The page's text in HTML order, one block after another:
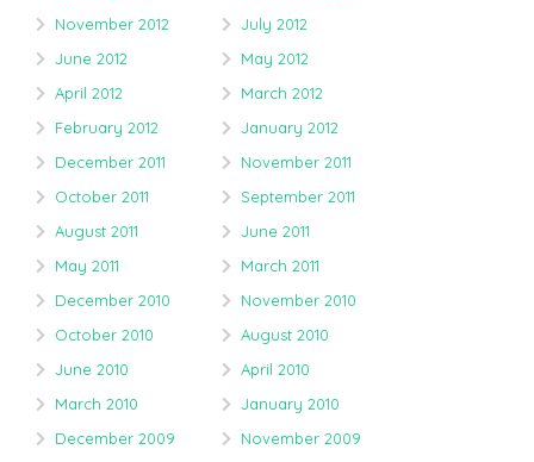
November 2012
July 2012
June 2012
May 2012
April 2012
March 2012
February 2012
January 2012
December 2011
November 2011
October 2011
September 2011
August 2011
June 2011
May 2011
March 2011
December 2010
November 2010
October 2010
August 2010
June 2010
April 2010
March 2010
January 2010
December 2009
November 2009